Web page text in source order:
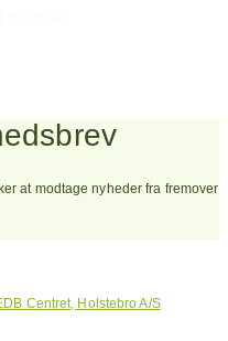
at modtage nyheder fra fremover
Centret, Holstebro A/S